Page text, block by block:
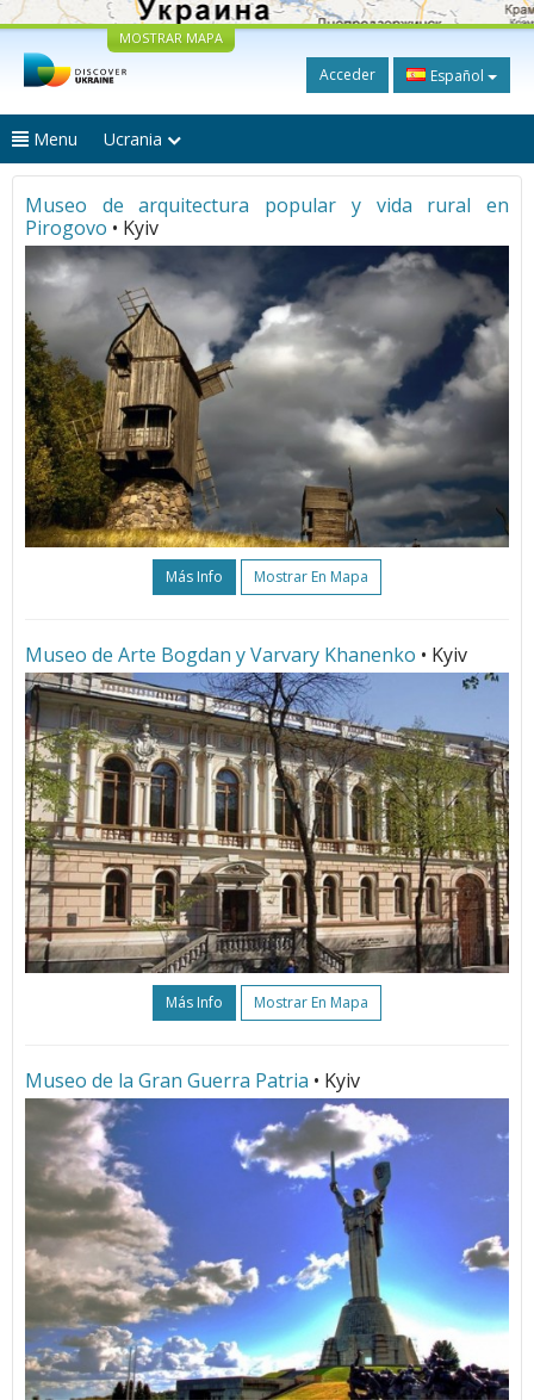
MOSTRAR MAPA
Acceder Español
Menu Ucrania
Museo de arquitectura popular y vida rural en
Pirogovo • Kyiv
Más Info Mostrar En Mapa
Museo de Arte Bogdan y Varvary Khanenko • Kyiv
Más Info Mostrar En Mapa
Museo de la Gran Guerra Patria • Kyiv